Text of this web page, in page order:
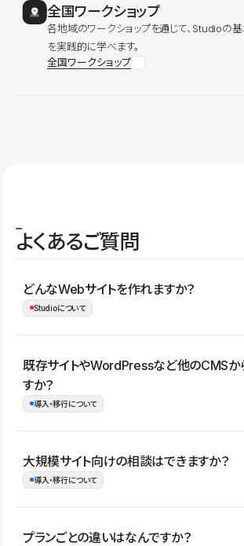
全国ワークショップ
各地域のワークショップを通じて、Studioの
を実践的に学べます。
全国ワークショップ
よくあるご質問
どんなWebサイトを作れますか？
Studioについて
コーポレートサイト、サービスサイト、LP、採
グ・メディア、イベントサイト、店舗・商品紹
ォリオなど幅広く制作できます。
既存サイトやWordPressなど他のCMSか
すか？
導入・移行について
はい。既存サイトの構成やコンテンツ、URLを整
Studio上に再構築する形で移行できます。
イト全体のデザインや設定がそのまま移行され
大規模サイト向けの相談はできますか？
導入・移行について
はい。アクセス規模が大きいサイトや、複数部
プランごとの違いはなんですか？